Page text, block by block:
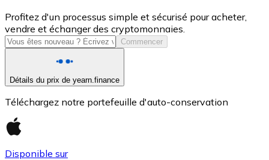
USD Coin
USDC
Profitez d'un processus simple et sécurisé pour acheter,
vendre et échanger des cryptomonnaies.
Commencer
Détails du prix de yearn.finance
Téléchargez notre portefeuille d'auto-conservation
Disponible sur